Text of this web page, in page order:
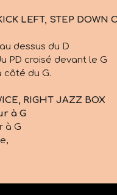
LEFT, STEP
dessus du D
PD croisé devant le G
côté du G.
RIGHT JAZZ BOX
à G
à G